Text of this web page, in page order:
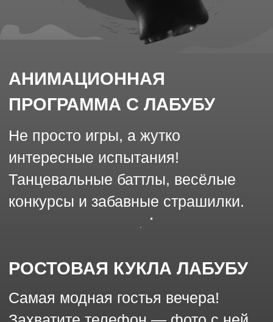
Тактильные ощущения, восторг и
(Под чутким контролем
специалистов).
ТРЕШ-КОРОБКА С 11